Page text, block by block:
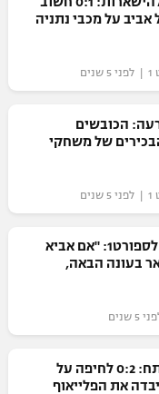
אביב על מכבי נתניה
הכובשים
של משחקי
אלמוג כהן לספורט1: "אם אביא
בעונה הבאה,
המאבק רותח: 0:2 לחיפה על
את הפלייאוף